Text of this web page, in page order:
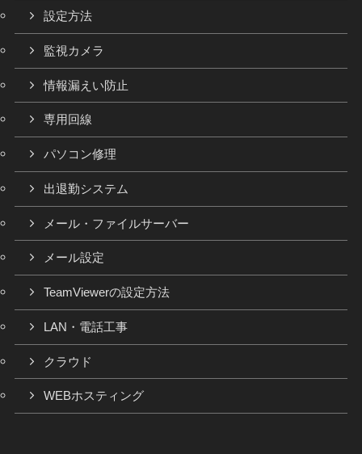
設定方法
監視カメラ
情報漏えい防止
専用回線
パソコン修理
出退勤システム
メール・ファイルサーバー
メール設定
TeamViewerの設定方法
LAN・電話工事
クラウド
WEBホスティング